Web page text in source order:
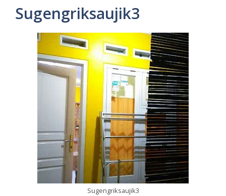
Sugengriksaujik3
Sugengriksaujik3